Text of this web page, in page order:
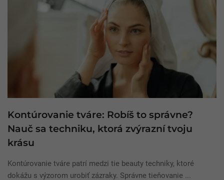
Kontúrovanie tváre: Robíš to správne?
Nauč sa techniku, ktorá zvýrazní tvoju
krásu
Kontúrovanie tváre patrí medzi tie beauty techniky, ktoré
dokážu s výzorom urobiť zázraky. Správne tieňovanie ...